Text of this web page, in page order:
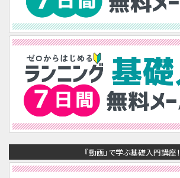
『動画』で学ぶ基礎入門講座！